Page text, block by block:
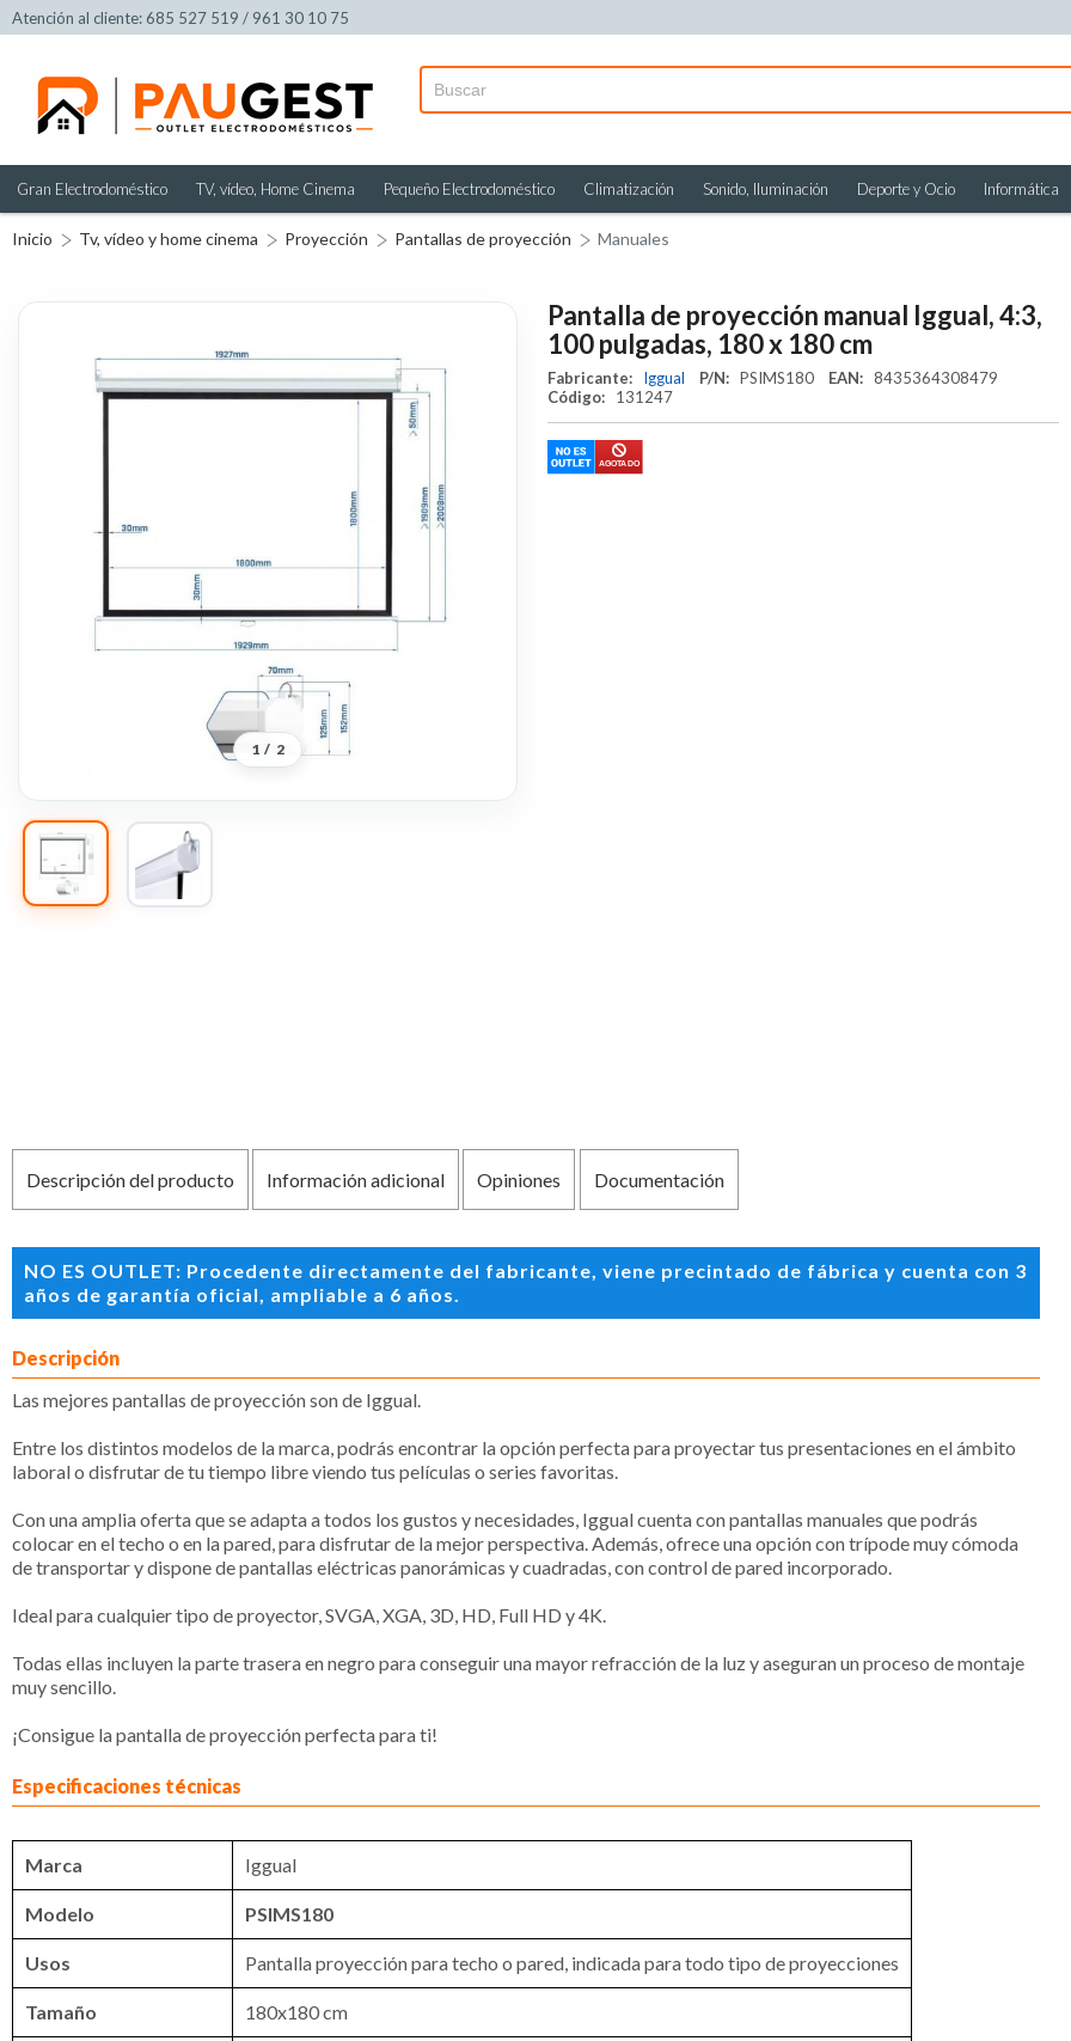
Atención al cliente: 685 527 519 / 961 30 10 75
Gran Electrodoméstico TV, vídeo, Home Cinema Pequeño Electrodoméstico Climatización Sonido, Iluminación Deporte y Ocio Informática
Inicio Tv, vídeo y home cinema Proyección Pantallas de proyección Manuales
1 / 2
Pantalla de proyección manual Iggual, 4:3,
100 pulgadas, 180 x 180 cm
Fabricante: Iggual P/N: PSIMS180 EAN: 8435364308479
Código:
131247
Descripción del producto Información adicional Opiniones Documentación
NO ES OUTLET: Procedente directamente del fabricante, viene precintado de fábrica y cuenta con 3
años de garantía oficial, ampliable a 6 años.
Descripción
Las mejores pantallas de proyección son de Iggual.
Entre los distintos modelos de la marca, podrás encontrar la opción perfecta para proyectar tus presentaciones en el ámbito
laboral o disfrutar de tu tiempo libre viendo tus películas o series favoritas.
Con una amplia oferta que se adapta a todos los gustos y necesidades, Iggual cuenta con pantallas manuales que podrás
colocar en el techo o en la pared, para disfrutar de la mejor perspectiva. Además, ofrece una opción con trípode muy cómoda
de transportar y dispone de pantallas eléctricas panorámicas y cuadradas, con control de pared incorporado.
Ideal para cualquier tipo de proyector, SVGA, XGA, 3D, HD, Full HD y 4K.
Todas ellas incluyen la parte trasera en negro para conseguir una mayor refracción de la luz y aseguran un proceso de montaje
muy sencillo.
¡Consigue la pantalla de proyección perfecta para ti!
Especificaciones técnicas
Marca Iggual
Modelo PSIMS180
Usos Pantalla proyección para techo o pared, indicada para todo tipo de proyecciones
Tamaño 180x180 cm